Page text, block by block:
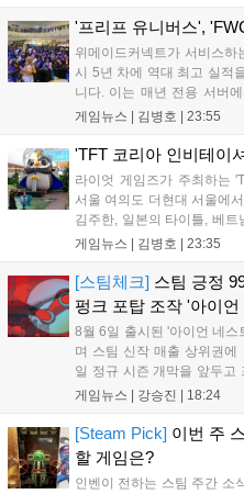
'프리프 유니버스',
위메이드커넥트가 서비스하
시 5년 차에 역대 최고 실적
니다. 이는 매년 전용 서버
영향이 큽니다. FWC는 이
대폭 상승하는 성과를 냈습
11만 달러 규모의 제4회
이드커넥트는 이를 통해 커
입니다....
게임뉴스 | 김병호 23:55
'TFT 코리아 인비테이
라이엇 게임즈가 주최하는
서울 여의도 더현대 서울에
김주한, 일본의 타이틀, 베
는 소속팀 없이 개인 자격으
17일까지 이어지는 이번 행
거리를 제공하며, 이후 현대
니다. 연말에는 라스베이거
게임뉴스 | 김병호 23:35
[스팀체크] 스팀 긍정
펑크 포탑 조작 '아이언
8월 6일 출시된 '아이언 네스
며 스팀 신작 매출 상위권
일 정규 시즌 개막을 앞두고
기록했습니다. 25주년을 맞
'마블 투혼: 파이팅 소울즈'
리'도 스팀에 정식 출시되었습
게임뉴스 | 강승진 18:24
[Steam Pick] 이번 주
할 게임은?
인벤이 전하는 스팀 주간 소